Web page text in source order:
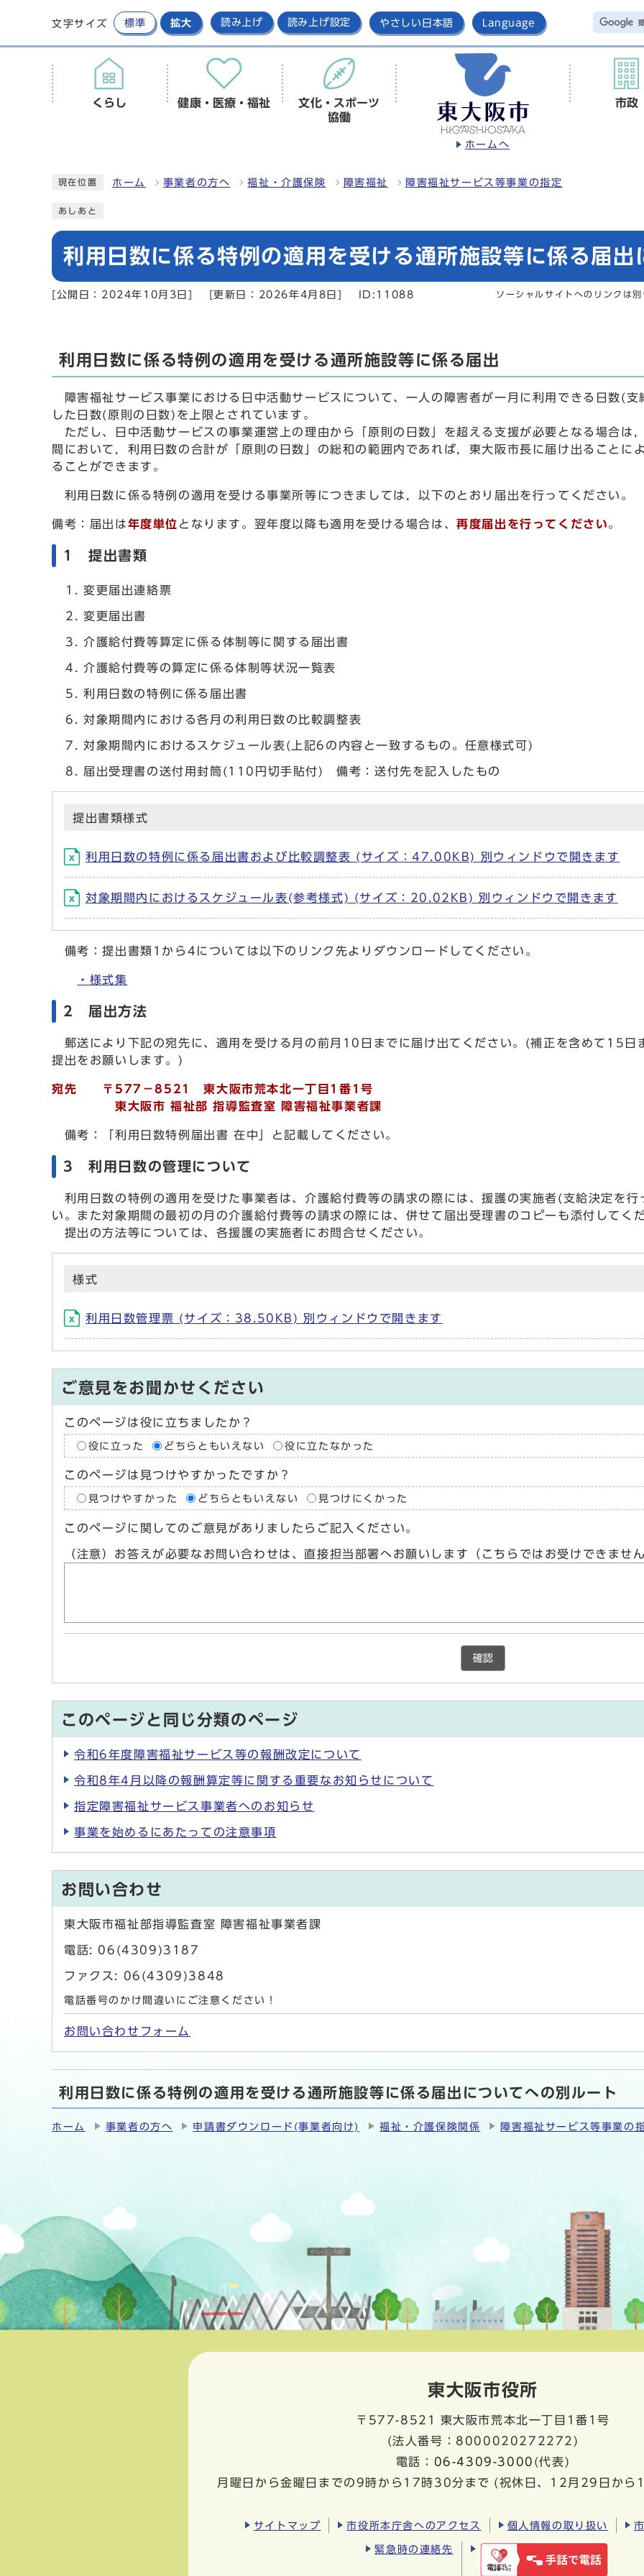
文字サイズ 標準 拡大 読み上げ 読み上げ設定 やさしい日本語 Language
ホームへ
くらし 健康・医療・福祉
文化・スポーツ
協働
市政
現在位置 ホーム 事業者の方へ 福祉・介護保険 障害福祉 障害福祉サービス等事業の指定
あしあと
利用日数に係る特例の適用を受ける通所施設等に係る届出
[公開日：2024年10月3日] [更新日：2026年4月8日] ID:11088 ソーシャルサイトへのリンクは
利用日数に係る特例の適用を受ける通所施設等に係る届出
障害福祉サービス事業における日中活動サービスについて、一人の障害者が一月に利用できる日数(
した日数(原則の日数)を上限とされています。
ただし、日中活動サービスの事業運営上の理由から「原則の日数」を超える支援が必要となる場合は
間において，利用日数の合計が「原則の日数」の総和の範囲内であれば，東大阪市長に届け出ることに
ることができます。
利用日数に係る特例の適用を受ける事業所等につきましては，以下のとおり届出を行ってください。
備考：届出は年度単位 となります。翌年度以降も適用を受ける場合は、再度届出を行ってください。
1 提出書類
変更届出連絡票
変更届出書
介護給付費等算定に係る体制等に関する届出書
介護給付費等の算定に係る体制等状況一覧表
利用日数の特例に係る届出書
対象期間内における各月の利用日数の比較調整表
対象期間内におけるスケジュール表(上記6の内容と一致するもの。任意様式可)
届出受理書の送付用封筒(110円切手貼付) 備考：送付先を記入したもの
提出書類様式
利用日数の特例に係る届出書および比較調整表 (サイズ：47.00KB) 別ウィンドウで開きます
対象期間内におけるスケジュール表(参考様式) (サイズ：20.02KB) 別ウィンドウで開きます
備考：提出書類1から4については以下のリンク先よりダウンロードしてください。
・様式集
2 届出方法
郵送により下記の宛先に、適用を受ける月の前月10日までに届け出てください。(補正を含めて15日
提出をお願いします。)
宛先 〒577－8521 東大阪市荒本北一丁目1番1号
東大阪市 福祉部 指導監査室 障害福祉事業者課
備考：「利用日数特例届出書 在中」と記載してください。
3 利用日数の管理について
利用日数の特例の適用を受けた事業者は、介護給付費等の請求の際には、援護の実施者(支給決定を
い。また対象期間の最初の月の介護給付費等の請求の際には、併せて届出受理書のコピーも添付してく
提出の方法等については、各援護の実施者にお問合せください。
様式
利用日数管理票 (サイズ：38.50KB) 別ウィンドウで開きます
ご意見をお聞かせください
このページは役に立ちましたか？
役に立った どちらともいえない 役に立たなかった
このページは見つけやすかったですか？
見つけやすかった どちらともいえない 見つけにくかった
このページに関してのご意見がありましたらご記入ください。
（注意）お答えが必要なお問い合わせは、直接担当部署へお願いします（こちらではお受けできませ
確認
このページと同じ分類のページ
令和6年度障害福祉サービス等の報酬改定について
令和8年4月以降の報酬算定等に関する重要なお知らせについて
指定障害福祉サービス事業者へのお知らせ
事業を始めるにあたっての注意事項
お問い合わせ
東大阪市福祉部指導監査室 障害福祉事業者課
電話: 06(4309)3187
ファクス: 06(4309)3848
電話番号のかけ間違いにご注意ください！
お問い合わせフォーム
利用日数に係る特例の適用を受ける通所施設等に係る届出についてへの別ルート
ホーム 事業者の方へ 申請書ダウンロード(事業者向け) 福祉・介護保険関係 障害福祉サービス等事業の
東大阪市役所
〒577-8521
東大阪市荒本北一丁目1番1号
(法人番号：8000020272272)
電話： 06-4309-3000 (代表)
月曜日から金曜日までの9時から17時30分まで (祝休日、12月29日から
サイトマップ 市役所本庁舎へのアクセス 個人情報の取り扱い
緊急時の連絡先